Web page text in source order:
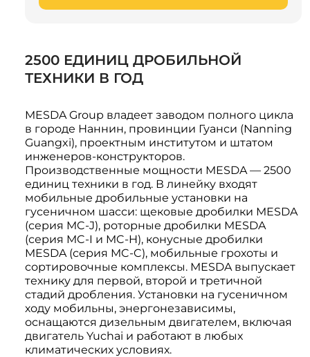
2500 ЕДИНИЦ ДРОБИЛЬНОЙ
ТЕХНИКИ В ГОД
MESDA Group владеет заводом полного цикла
в городе Наннин, провинции Гуанси (Nanning
Guangxi), проектным институтом и штатом
инженеров-конструкторов.
Производственные мощности MESDA — 2500
единиц техники в год. В линейку входят
мобильные дробильные установки на
гусеничном шасси: щековые дробилки MESDA
(серия MC-J), роторные дробилки MESDA
(серия MC-I и MC-H), конусные дробилки
MESDA (серия MC-C), мобильные грохоты и
сортировочные комплексы. MESDA выпускает
технику для первой, второй и третичной
стадий дробления. Установки на гусеничном
ходу мобильны, энергонезависимы,
оснащаются дизельным двигателем, включая
двигатель Yuchai и работают в любых
климатических условиях.